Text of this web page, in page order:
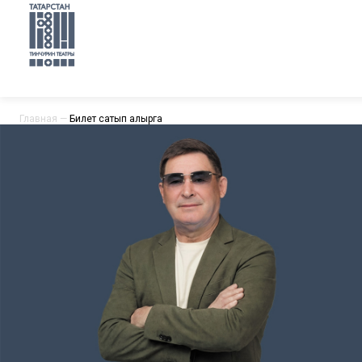
Главная — Билет сатып алырга